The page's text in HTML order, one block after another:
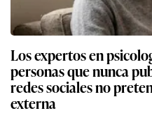
Los expertos en
personas que nunca
redes sociales no
externa